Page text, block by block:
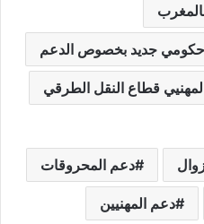
حكومي جديد بخصوص الدعم
قطاع النقل الطرقي
دعم المحروقات
دعم المهنيين